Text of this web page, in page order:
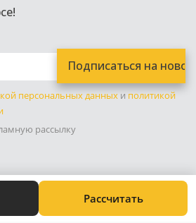
персональных данных и политикой
рассылку
ул. Циолковского 31
Рассчитать